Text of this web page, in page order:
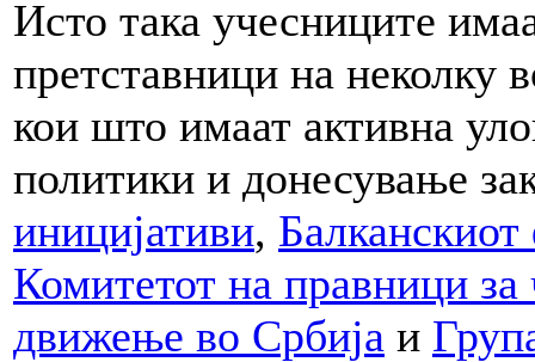
Исто така учесниците
претставници на неколку
кои што имаат активна
политики и донесување
иницијативи,
Комитетот на правници за
движење во Србија и